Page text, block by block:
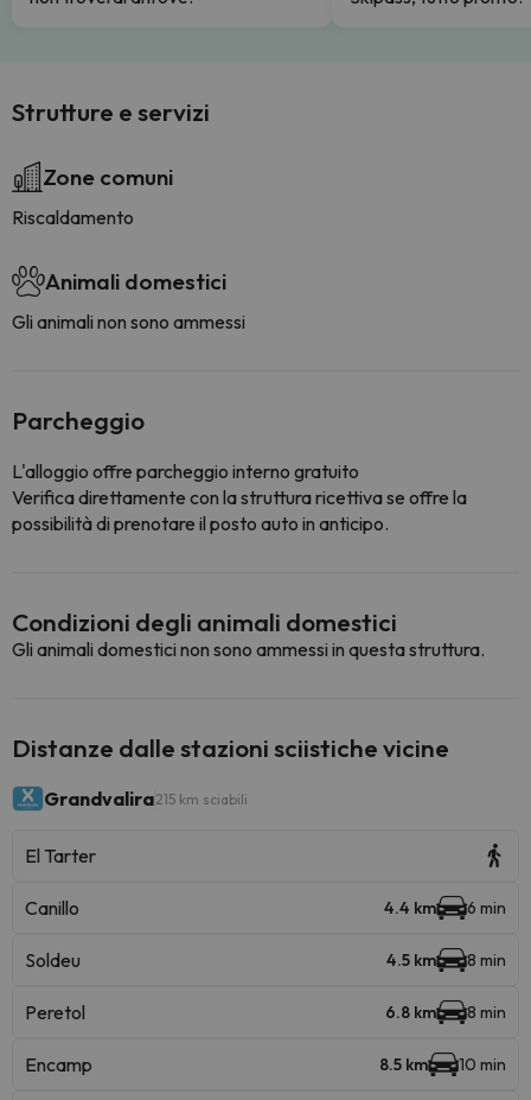
Strutture e servizi
Zone comuni
Riscaldamento
Animali domestici
Gli animali non sono ammessi
Parcheggio
L'alloggio offre parcheggio interno gratuito
Verifica direttamente con la struttura ricettiva se offre la
possibilità di prenotare il posto auto in anticipo.
Condizioni degli animali domestici
Gli animali domestici non sono ammessi in questa struttura.
Distanze dalle stazioni sciistiche vicine
Grandvalira215 km sciabili
El Tarter
Canillo 4.4 km 6 min
Soldeu 4.5 km 8 min
Peretol 6.8 km 8 min
Encamp 8.5 km 10 min